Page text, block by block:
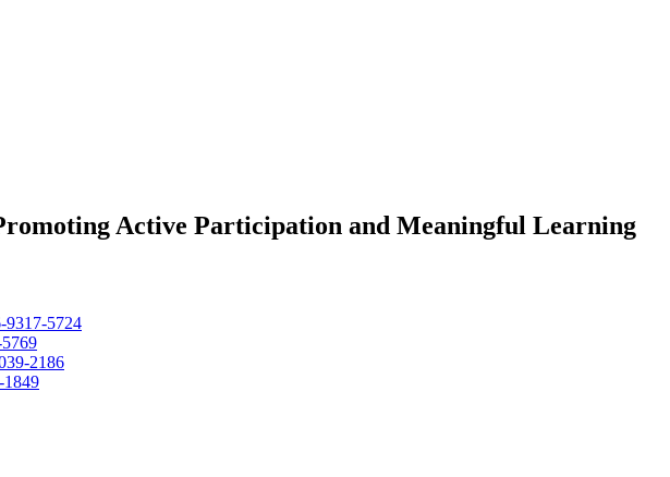
Active Participation and Meaningful Learning
9317-5724
2186
1849